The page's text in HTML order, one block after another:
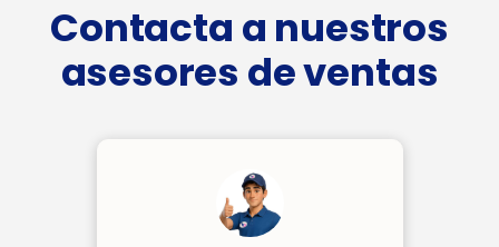
Contacta a nuestros
asesores de ventas